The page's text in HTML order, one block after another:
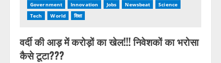
Government
Innovation Jobs Newsbeat
Science
Tech
World शिक्षा
वर्दी की आड़ में करोड़ों का खेल!!! निवेशकों का भरोसा
कैसे टूटा???